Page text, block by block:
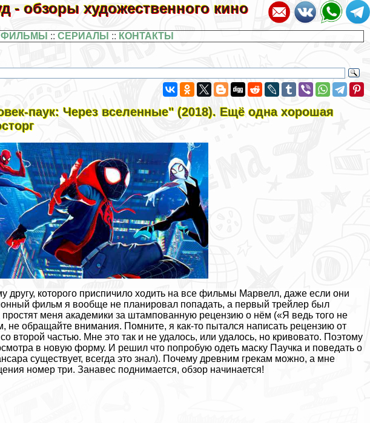
- обзоры художественного кино
ФИЛЬМЫ ::СЕРИАЛЫ :: КОНТАКТЫ
паук: Через вселенные" (2018). Ещё одна хорошая
которого приспичило ходить на все фильмы Марвелл, даже если они
фильм я вообще не планировал попадать, а первый трейлер был
меня академики за штампованную рецензию о нём («Я ведь того не
не обращайте внимания. Помните, я как-то пытался написать рецензию от
второй частью. Мне это так и не удалось, или удалось, но кривовато. Поэтому
в новую форму. И решил что попробую одеть маску Паучка и поведать о
существует, всегда это знал). Почему древним грекам можно, а мне
номер три. Занавес поднимается, обзор начинается!